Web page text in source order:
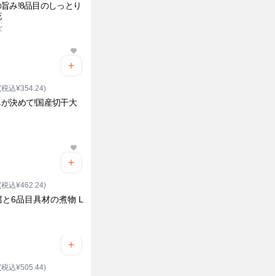
み!8品目のしっとり
税込¥354.24)
決めて!国産切干大
税込¥462.24)
と6品目具材の煮物 L
税込¥505.44)